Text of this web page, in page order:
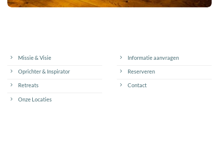
Missie & Visie
Oprichter & Inspirator
Retreats
Onze Locaties
Informatie aanvragen
Reserveren
Contact